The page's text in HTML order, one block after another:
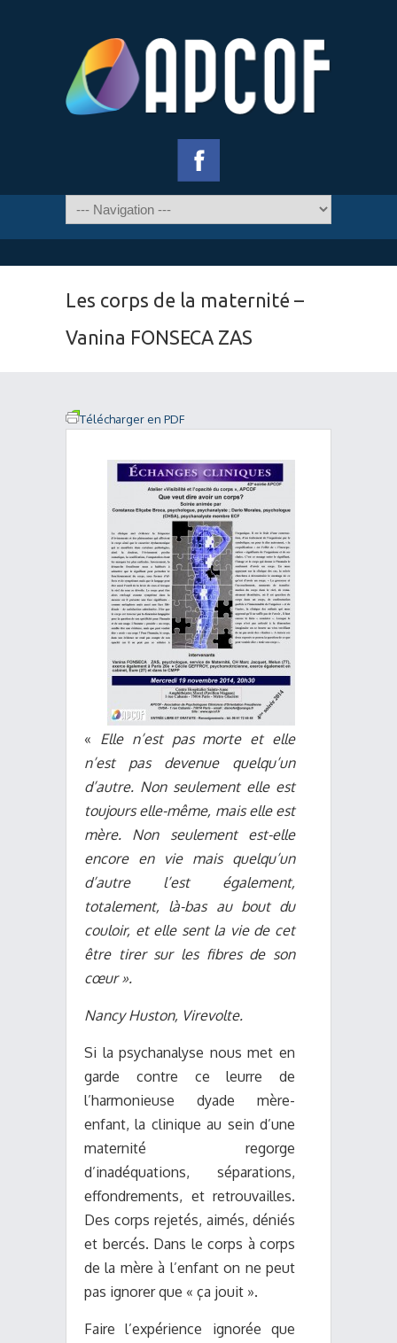
Les corps de la maternité –
Vanina FONSECA ZAS
Télécharger en PDF
« Elle n’est pas morte et elle
n’est pas devenue quelqu’un
d’autre. Non seulement elle est
toujours elle-même, mais elle est
mère. Non seulement est-elle
encore en vie mais quelqu’un
d’autre l’est également,
totalement, là-bas au bout du
couloir, et elle sent la vie de cet
être tirer sur les fibres de son
cœur ».
Nancy Huston, Virevolte.
Si la psychanalyse nous met en
garde contre ce leurre de
l’harmonieuse dyade mère-
enfant, la clinique au sein d’une
maternité regorge
d’inadéquations, séparations,
effondrements, et retrouvailles.
Des corps rejetés, aimés, déniés
et bercés. Dans le corps à corps
de la mère à l’enfant on ne peut
pas ignorer que « ça jouit ».
Faire l’expérience ignorée que